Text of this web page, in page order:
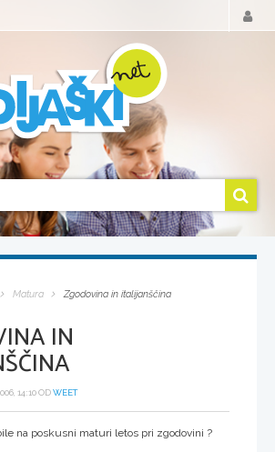
Matura Zgodovina in italijanščina
IN
14:10 ODWEET
na poskusni maturi letos pri zgodovini ?